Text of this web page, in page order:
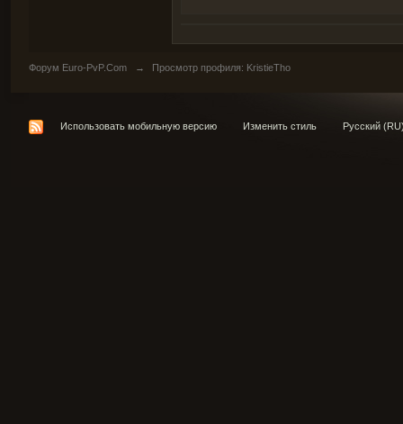
Форум Euro-PvP.Com → Просмотр профиля: KristieTho
Использовать мобильную версию Изменить стиль Русский